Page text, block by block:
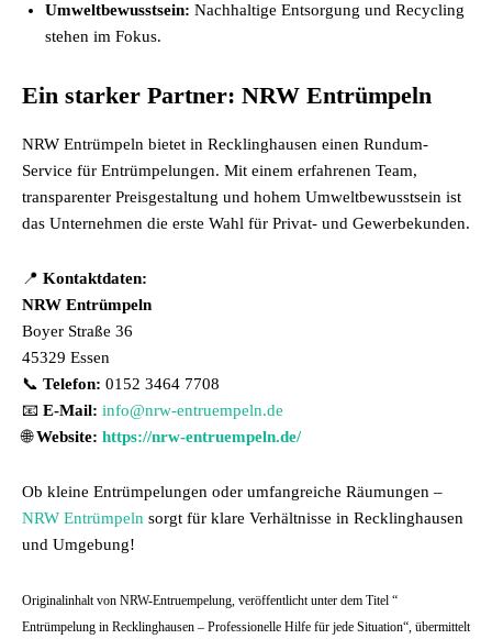
Umweltbewusstsein: Nachhaltige Entsorgung und Recycling
stehen im Fokus.
Ein starker Partner: NRW Entrümpeln
NRW Entrümpeln bietet in Recklinghausen einen Rundum-
Service für Entrümpelungen. Mit einem erfahrenen Team,
transparenter Preisgestaltung und hohem Umweltbewusstsein ist
das Unternehmen die erste Wahl für Privat- und Gewerbekunden.
📍 Kontaktdaten:
NRW Entrümpeln
Boyer Straße 36
45329 Essen
📞 Telefon: 0152 3464 7708
📧 E-Mail: info@nrw-entruempeln.de
🌐Website: https://nrw-entruempeln.de/
Ob kleine Entrümpelungen oder umfangreiche Räumungen –
NRW Entrümpeln sorgt für klare Verhältnisse in Recklinghausen
und Umgebung!
Originalinhalt von NRW-Entruempelung, veröffentlicht unter dem Titel “
Entrümpelung in Recklinghausen – Professionelle Hilfe für jede Situation“, übermittelt